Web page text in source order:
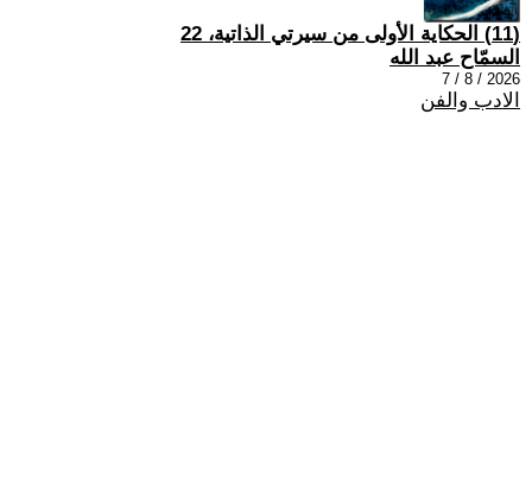
(11) الحكاية الأولى من سيرتي الذاتية، 22
السمّاح عبد الله
2026 / 8 / 7
الادب والفن